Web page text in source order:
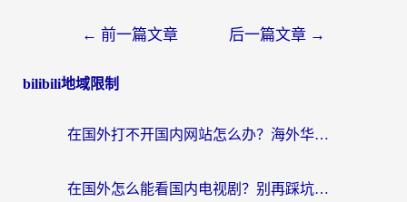
← 前一篇文章 后一篇文章 →
bilibili地域限制
在国外打不开国内网站怎么办？海外华人亲测的回国加速器选择指南
在国外怎么能看国内电视剧？别再踩坑！这篇给你真实解决方案